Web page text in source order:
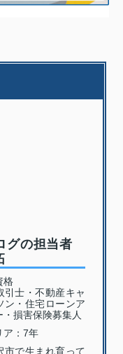
グの担当者
引士・不動産キャ
ン・住宅ローンア
・損害保険募集人
：7年
市で生まれ育って